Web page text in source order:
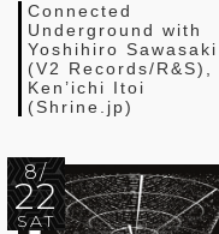
Connected
Underground with
Yoshihiro Sawasaki
(V2 Records/R&S),
Ken’ichi Itoi
(Shrine.jp)
8/
22
SAT